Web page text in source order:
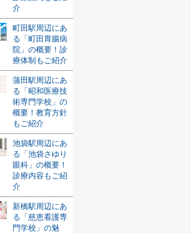
介
町田駅周辺にあ
る「町田胃腸病
院」の概要！診
療体制もご紹介
蒲田駅周辺にあ
る「昭和医療技
術専門学校」の
概要！教育方針
もご紹介
池袋駅周辺にあ
る「池袋さゆり
眼科」の概要！
診療内容もご紹
介
新橋駅周辺にあ
る「慈恵看護専
門学校」の魅